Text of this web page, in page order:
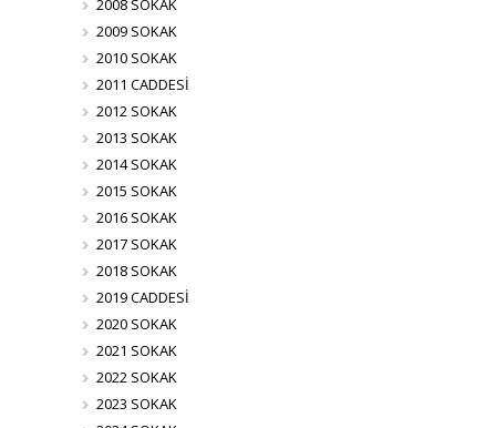
2008 SOKAK
2009 SOKAK
2010 SOKAK
2011 CADDESİ
2012 SOKAK
2013 SOKAK
2014 SOKAK
2015 SOKAK
2016 SOKAK
2017 SOKAK
2018 SOKAK
2019 CADDESİ
2020 SOKAK
2021 SOKAK
2022 SOKAK
2023 SOKAK